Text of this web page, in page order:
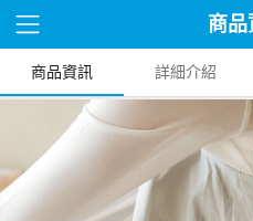
商品
商品資訊 詳細介紹